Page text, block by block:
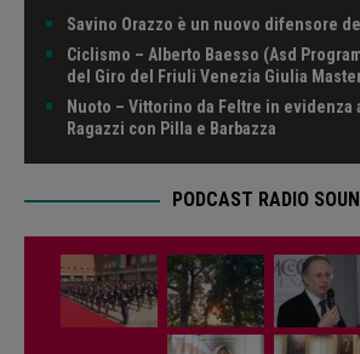
Savino Orazzo è un nuovo difensore
Ciclismo – Alberto Baesso (Asd
del Giro del Friuli Venezia Giulia
Nuoto – Vittorino da Feltre in evidenza
Ragazzi con Pilla e Barbazza
PODCAST RADIO